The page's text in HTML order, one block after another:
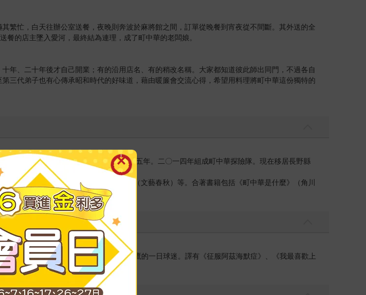
繁忙，白天往辦公室送餐，夜晚則奔波於麻將館之間，訂單從晚餐到宵夜從不間斷。其外送的全
的店主墜入愛河，最終結為連理，成了町中華的老闆娘。
年、二十年後才自己開業；有的沿用店名、有的稍改名稱。大家都知道彼此師出同門，不過各自
三代弟子也有心傳承昭和時代的好味道，藉由暖簾會交流心得，希望用料理將町中華這份獨特的
誌《季刊Repo》，擔任總編輯至二〇一五年。二〇一四年組成町中華探險隊。現在移居長野縣
活》（信濃每日新聞社）《缺牙生活》（文藝春秋）等。合著書籍包括《町中華是什麼》（角川
度過童年。在福岡的居酒屋裡當過軟銀鷹的一日球迷。譯有《征服阿茲海默症》、《我最喜歡上